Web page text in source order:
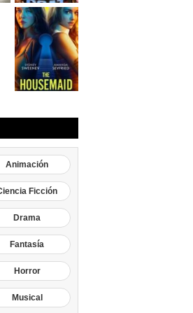
Animación
Ficción
Drama
Fantasía
Horror
Musical